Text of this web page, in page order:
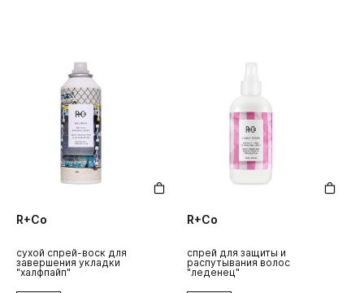
R+Co
сухой спрей-воск для
завершения укладки
"халфпайп"
R+Co
спрей для защиты и
распутывания волос
"леденец"